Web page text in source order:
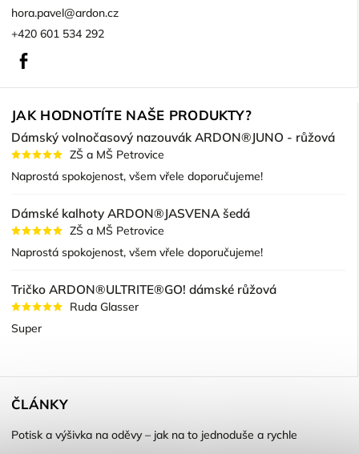
hora.pavel@ardon.cz
+420 601 534 292
JAK HODNOTÍTE NAŠE PRODUKTY?
Dámský volnočasový nazouvák ARDON®JUNO - růžová
ZŠ a MŠ Petrovice
Naprostá spokojenost, všem vřele doporučujeme!
Dámské kalhoty ARDON®JASVENA šedá
ZŠ a MŠ Petrovice
Naprostá spokojenost, všem vřele doporučujeme!
Tričko ARDON®ULTRITE®GO! dámské růžová
Ruda Glasser
Super
ČLÁNKY
Potisk a výšivka na oděvy – jak na to jednoduše a rychle